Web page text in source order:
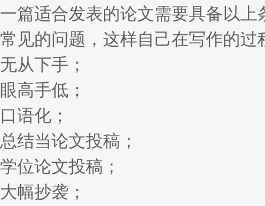
一篇适合发表的论文需要具备以
常见的问题，这样自己在写作的
无从下手；
眼高手低；
口语化；
总结当论文投稿；
学位论文投稿；
大幅抄袭；